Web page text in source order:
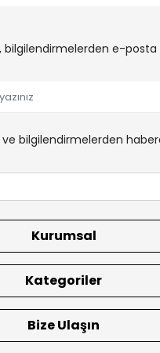
bilgilendirmelerden e-
bilgilendirmelerden
Kurumsal
Kategoriler
Bize Ulaşın